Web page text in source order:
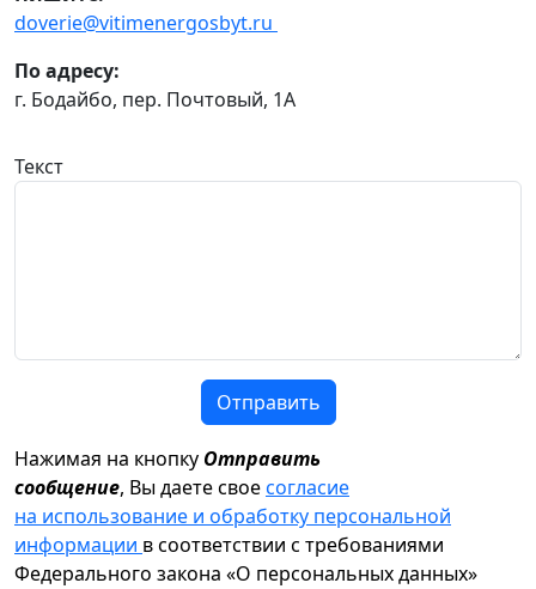
doverie@vitimenergosbyt.ru
По адресу:
г. Бодайбо, пер. Почтовый, 1А
Текст
Отправить
Нажимая на кнопку Отправить
сообщение, Вы даете своесогласие
на использование и обработку персональной
информации в соответствии с требованиями
Федерального закона «О персональных данных»